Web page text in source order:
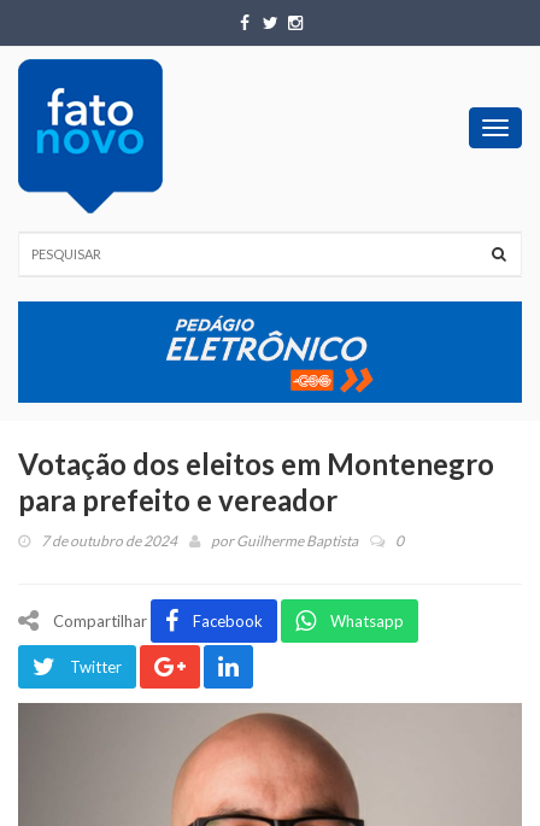
Votação dos eleitos em Montenegro
para prefeito e vereador
7 de outubro de 2024 porGuilherme Baptista 0
Compartilhar Facebook Whatsapp
Twitter